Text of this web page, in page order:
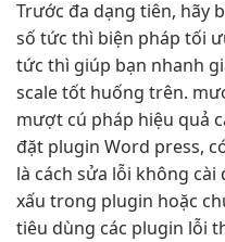
Trước đa dạng tiên, hãy
số tức thì biện pháp tối
tức thì giúp bạn nhanh
scale tốt huống trên.
mượt cú pháp hiệu quả
đặt plugin Word press,
là cách sửa lỗi không
xấu trong plugin hoặc
tiêu dùng các plugin lỗi